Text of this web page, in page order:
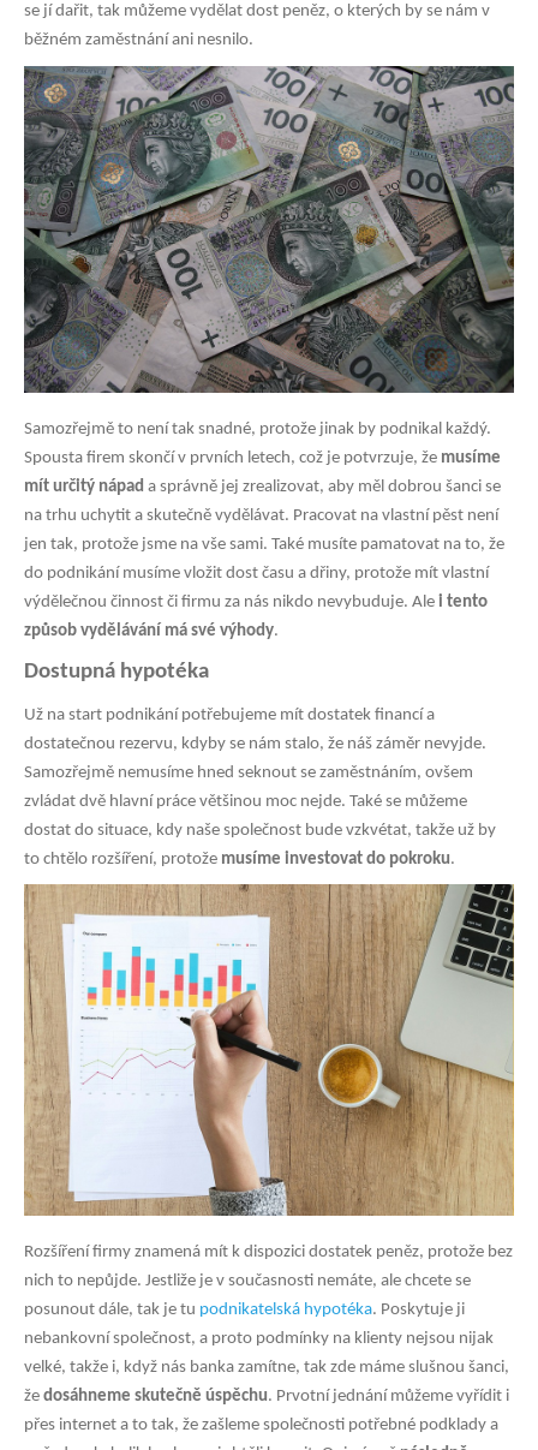
se jí dařit, tak můžeme vydělat dost peněz, o kterých by se nám v
běžném zaměstnání ani nesnilo.
Samozřejmě to není tak snadné, protože jinak by podnikal každý.
Spousta firem skončí v prvních letech, což je potvrzuje, že musíme
mít určitý nápad a správně jej zrealizovat, aby měl dobrou šanci se
na trhu uchytit a skutečně vydělávat. Pracovat na vlastní pěst není
jen tak, protože jsme na vše sami. Také musíte pamatovat na to, že
do podnikání musíme vložit dost času a dřiny, protože mít vlastní
výdělečnou činnost či firmu za nás nikdo nevybuduje. Ale i tento
způsob vydělávání má své výhody.
Dostupná hypotéka
Už na start podnikání potřebujeme mít dostatek financí a
dostatečnou rezervu, kdyby se nám stalo, že náš záměr nevyjde.
Samozřejmě nemusíme hned seknout se zaměstnáním, ovšem
zvládat dvě hlavní práce většinou moc nejde. Také se můžeme
dostat do situace, kdy naše společnost bude vzkvétat, takže už by
to chtělo rozšíření, protože musíme investovat do pokroku.
Rozšíření firmy znamená mít k dispozici dostatek peněz, protože bez
nich to nepůjde. Jestliže je v současnosti nemáte, ale chcete se
posunout dále, tak je tu podnikatelská hypotéka. Poskytuje ji
nebankovní společnost, a proto podmínky na klienty nejsou nijak
velké, takže i, když nás banka zamítne, tak zde máme slušnou šanci,
že dosáhneme skutečně úspěchu. Prvotní jednání můžeme vyřídit i
přes internet a to tak, že zašleme společnosti potřebné podklady a